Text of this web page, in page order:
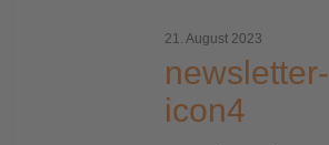
21. August 2023
newsletter-
icon4